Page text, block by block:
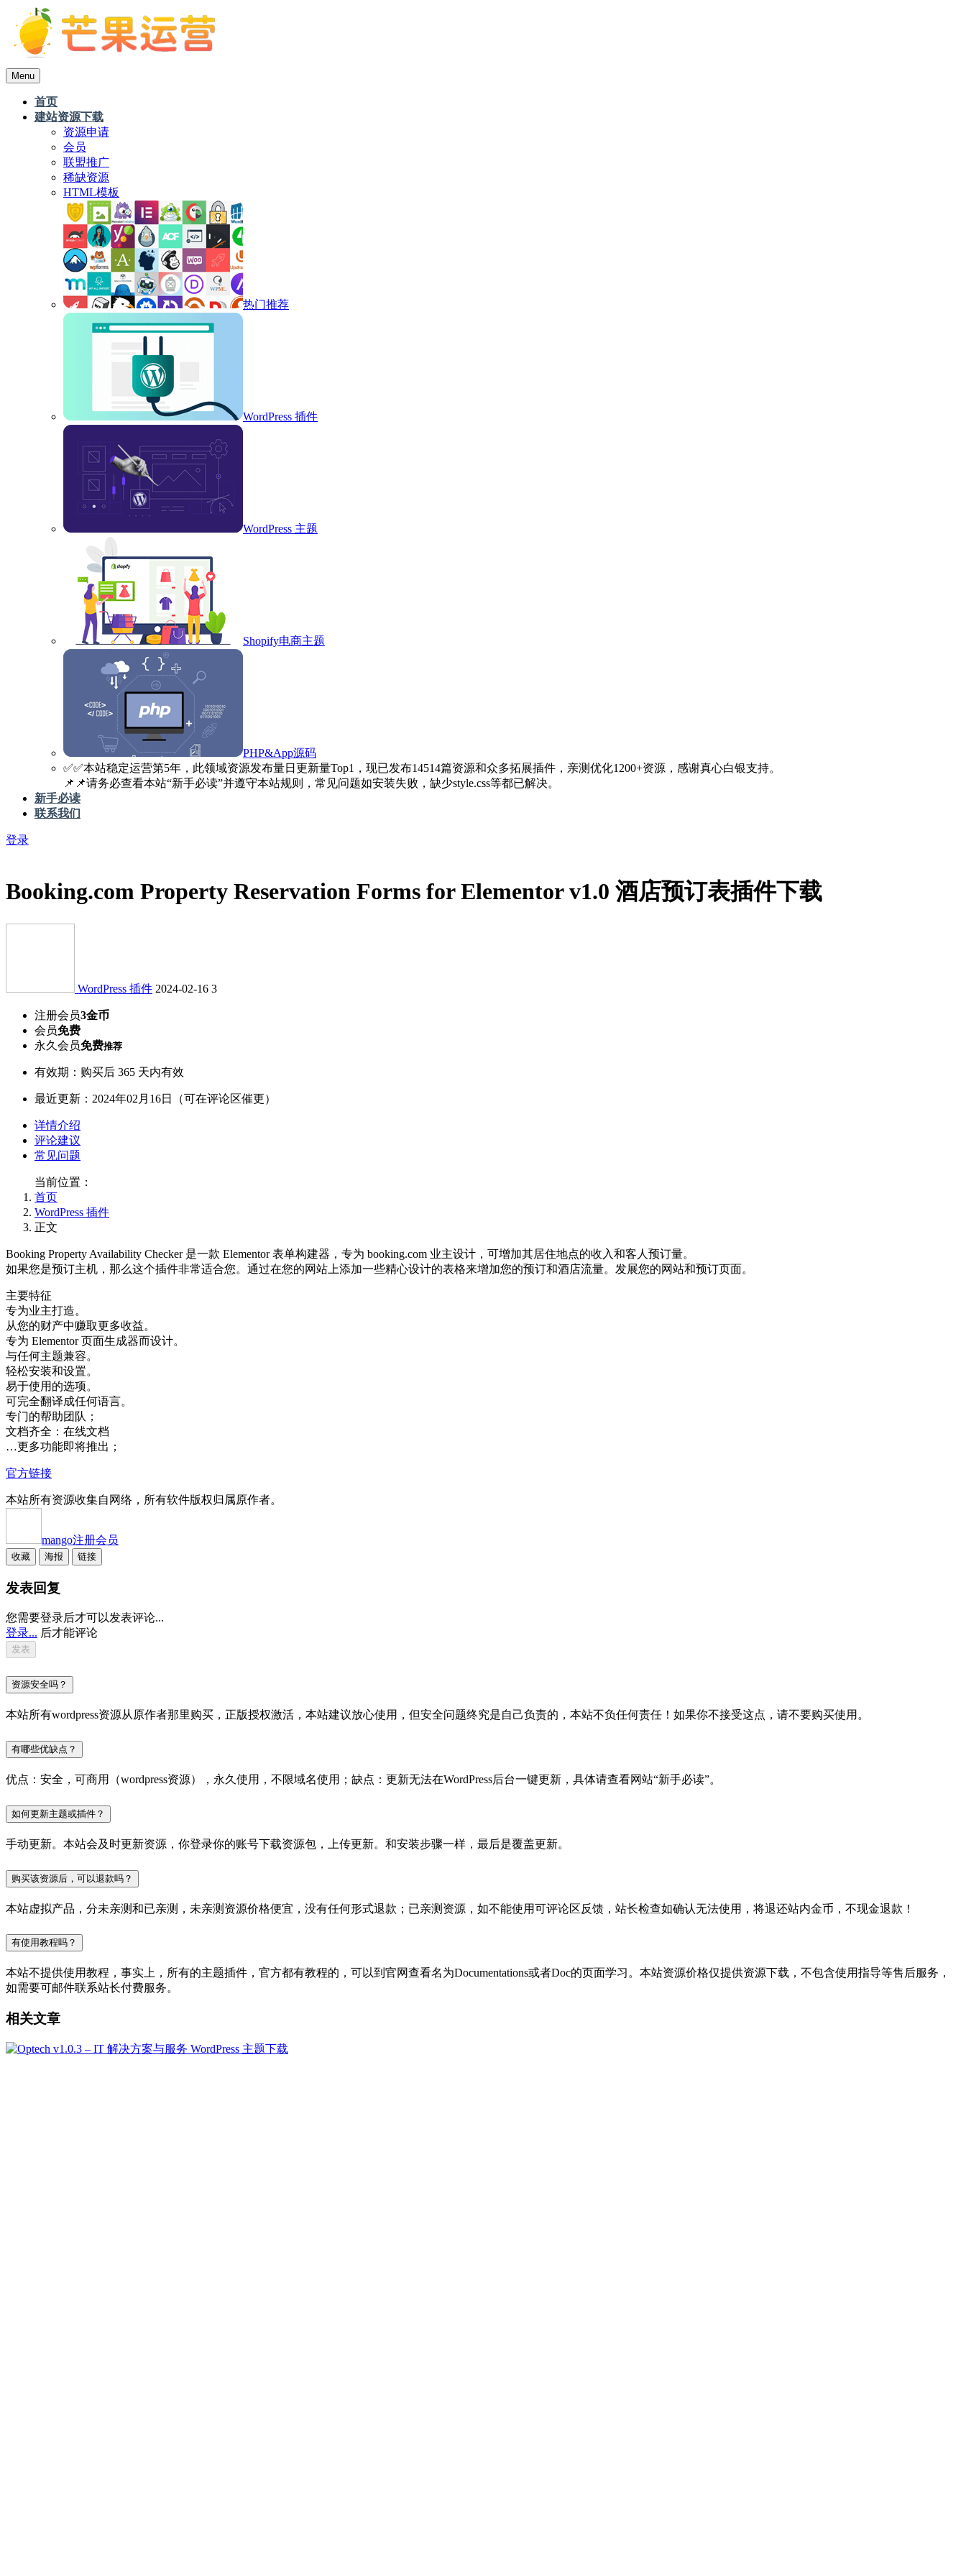
Menu
首页
建站资源下载
资源申请
会员
联盟推广
稀缺资源
HTML模板
热门推荐
WordPress 插件
WordPress 主题
Shopify电商主题
PHP&App源码
✅️✅️本站稳定运营第5年，此领域资源发布量日更新量Top1，现已发布14514篇资源和众多拓展插件，亲测优化1200+资源，感谢真心白银支持。
📌📌请务必查看本站“新手必读”并遵守本站规则，常见问题如安装失败，缺少style.css等都已解决。
新手必读
联系我们
登录
Booking.com Property Reservation Forms for Elementor v1.0 酒店预订表插件下载
WordPress 插件 2024-02-16 3
注册会员3金币
会员免费
永久会员免费推荐
有效期：购买后 365 天内有效
最近更新：2024年02月16日（可在评论区催更）
详情介绍
评论建议
常见问题
当前位置：
首页
WordPress 插件
正文
Booking Property Availability Checker 是一款 Elementor 表单构建器，专为 booking.com 业主设计，可增加其居住地点的收入和客人预订量。
如果您是预订主机，那么这个插件非常适合您。通过在您的网站上添加一些精心设计的表格来增加您的预订和酒店流量。发展您的网站和预订页面。
主要特征
专为业主打造。
从您的财产中赚取更多收益。
专为 Elementor 页面生成器而设计。
与任何主题兼容。
轻松安装和设置。
易于使用的选项。
可完全翻译成任何语言。
专门的帮助团队；
文档齐全：在线文档
…更多功能即将推出；
官方链接
本站所有资源收集自网络，所有软件版权归属原作者。
mango注册会员
收藏 海报 链接
发表回复
您需要登录后才可以发表评论...
登录... 后才能评论
资源安全吗？
本站所有wordpress资源从原作者那里购买，正版授权激活，本站建议放心使用，但安全问题终究是自己负责的，本站不负任何责任！如果你不接受这点，请不要购买使用。
有哪些优缺点？
优点：安全，可商用（wordpress资源），永久使用，不限域名使用；缺点：更新无法在WordPress后台一键更新，具体请查看网站“新手必读”。
如何更新主题或插件？
手动更新。本站会及时更新资源，你登录你的账号下载资源包，上传更新。和安装步骤一样，最后是覆盖更新。
购买该资源后，可以退款吗？
本站虚拟产品，分未亲测和已亲测，未亲测资源价格便宜，没有任何形式退款；已亲测资源，如不能使用可评论区反馈，站长检查如确认无法使用，将退还站内金币，不现金退款！
有使用教程吗？
本站不提供使用教程，事实上，所有的主题插件，官方都有教程的，可以到官网查看名为Documentations或者Doc的页面学习。本站资源价格仅提供资源下载，不包含使用指导等售后服务，
如需要可邮件联系站长付费服务。
相关文章